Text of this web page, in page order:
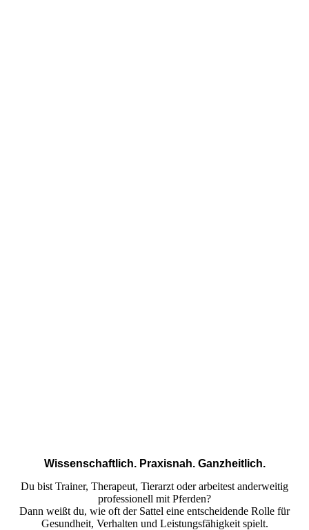
Wissenschaftlich. Praxisnah. Ganzheitlich.
Du bist Trainer, Therapeut, Tierarzt oder arbeitest anderweitig
professionell mit Pferden?
Dann weißt du, wie oft der Sattel eine entscheidende Rolle für
Gesundheit, Verhalten und Leistungsfähigkeit spielt.